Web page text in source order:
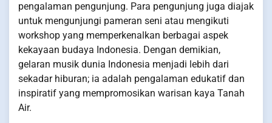
pengalaman pengunjung. Para pengunjung juga diajak
untuk mengunjungi pameran seni atau mengikuti
workshop yang memperkenalkan berbagai aspek
kekayaan budaya Indonesia. Dengan demikian,
gelaran musik dunia Indonesia menjadi lebih dari
sekadar hiburan; ia adalah pengalaman edukatif dan
inspiratif yang mempromosikan warisan kaya Tanah
Air.